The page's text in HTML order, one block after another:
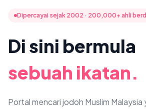
Dipercayai sejak 2002 · 200,000+ ahli
Di sini bermula
sebuah ikatan.
Portal mencari jodoh Muslim